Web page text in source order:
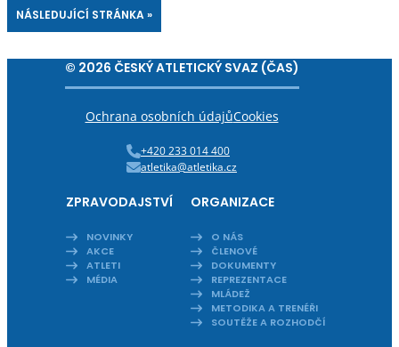
NÁSLEDUJÍCÍ STRÁNKA »
© 2026 ČESKÝ ATLETICKÝ SVAZ (ČAS)
Ochrana osobních údajůCookies
+420 233 014 400
atletika@atletika.cz
ZPRAVODAJSTVÍ
NOVINKY
AKCE
ATLETI
MÉDIA
ORGANIZACE
O NÁS
ČLENOVÉ
DOKUMENTY
REPREZENTACE
MLÁDEŽ
METODIKA A TRENÉŘI
SOUTĚŽE A ROZHODČÍ